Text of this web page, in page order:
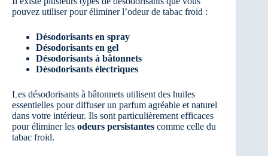
pouvez utiliser pour éliminer l’odeur de tabac froid :
Désodorisants en spray
Désodorisants en gel
Désodorisants à bâtonnets
Désodorisants électriques
Les désodorisants à bâtonnets utilisent des huiles
essentielles pour diffuser un parfum agréable et naturel
dans votre intérieur. Ils sont particulièrement efficaces
pour éliminer les odeurs persistantes comme celle du
tabac froid.